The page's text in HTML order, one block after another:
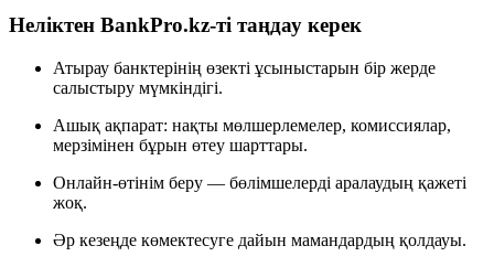
Неліктен BankPro.kz-ті таңдау керек
Атырау банктерінің өзекті ұсыныстарын бір жерде
салыстыру мүмкіндігі.
Ашық ақпарат: нақты мөлшерлемелер, комиссиялар,
мерзімінен бұрын өтеу шарттары.
Онлайн-өтінім беру — бөлімшелерді аралаудың қажеті
жоқ.
Әр кезеңде көмектесуге дайын мамандардың қолдауы.